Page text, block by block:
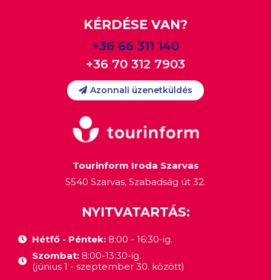
KÉRDÉSE VAN?
+36 66 311 140
+36 70 312 7903
Azonnali üzenetküldés
Tourinform Iroda Szarvas
5540 Szarvas, Szabadság út 32.
NYITVATARTÁS:
Hétfő - Péntek:8:00 - 16:30-ig.
Szombat: 8:00-13:30-ig.
(június 1 - szeptember 30. között)